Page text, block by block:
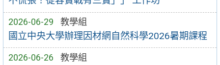
2026-06-29 教學組
國立中央大學辦理因材網自然科學2026暑期課程
2026-06-26 教學組